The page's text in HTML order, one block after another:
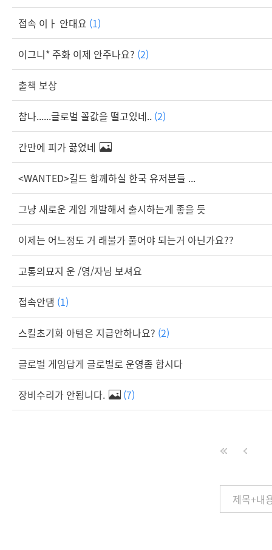
접속 이ㅏ 안대요 (1)
이그니* 주화 이제 안주나요? (2)
출책 보상
참나......글로벌 꼴값을 떨고있네.. (2)
간만에 피가 끓었네
<WANTED>길드 함께하실 한국 유저분들 ...
그냥 새로운 게임 개발해서 출시하는게 좋을 듯
이제는 어느정도 거 래불가 풀어야 되는거 아닌가요??
고통의묘지 운 /영/자님 보셔요
접속안댐 (1)
스킬초기화 아템은 지급안하나요? (2)
글로벌 게임답게 글로벌로 운영좀 합시다
장비수리가 안됩니다. (7)